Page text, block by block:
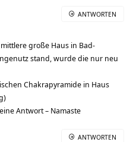
große Haus in Bad-
stand, wurde die nur neu
Chakrapyramide in Haus
Antwort – Namaste
ANTWORTEN
ANTWORTEN